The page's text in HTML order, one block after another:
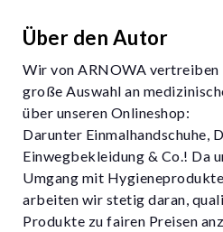
Über den Autor
Wir von ARNOWA
große Auswahl an
über unseren Onlineshop:
Darunter Einmalhandschuhe,
Einwegbekleidung & Co.! Da
Umgang mit
arbeiten wir stetig daran,
Produkte zu fairen Preisen